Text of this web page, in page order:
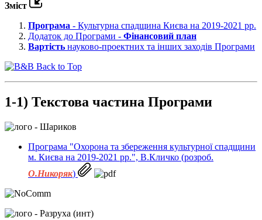
Зміст
Програма - Культурна спадщина Києва на 2019-2021 рр.
Додаток до Програми - Фінансовий план
Вартість науково-проектних та інших заходів Програми
Back to Top
1-1) Текстова частина Програми
Програма "Охорона та збереження культурної спадщини
м. Києва на 2019-2021 рр.", В.Кличко (розроб.
О.Никоряк)